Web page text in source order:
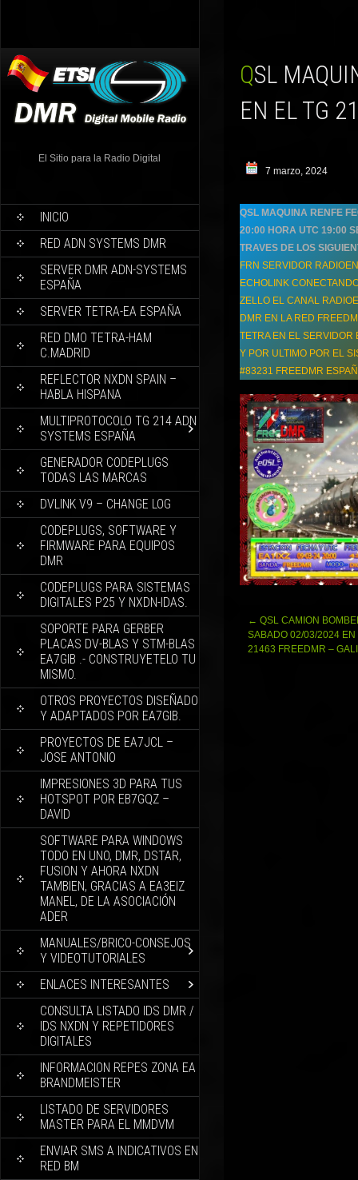
El Sitio para la Radio Digital
INICIO
RED ADN SYSTEMS DMR
SERVER DMR ADN-SYSTEMS
ESPAÑA
SERVER TETRA-EA ESPAÑA
RED DMO TETRA-HAM
C.MADRID
REFLECTOR NXDN SPAIN –
HABLA HISPANA
MULTIPROTOCOLO TG 214 ADN
SYSTEMS ESPAÑA
GENERADOR CODEPLUGS
TODAS LAS MARCAS
DVLINK V9 – CHANGE LOG
CODEPLUGS, SOFTWARE Y
FIRMWARE PARA EQUIPOS
DMR
CODEPLUGS PARA SISTEMAS
DIGITALES P25 Y NXDN-IDAS.
SOPORTE PARA GERBER
PLACAS DV-BLAS Y STM-BLAS
EA7GIB .- CONSTRUYETELO TU
MISMO.
OTROS PROYECTOS DISEÑADO
Y ADAPTADOS POR EA7GIB.
PROYECTOS DE EA7JCL –
JOSE ANTONIO
IMPRESIONES 3D PARA TUS
HOTSPOT POR EB7GQZ –
DAVID
SOFTWARE PARA WINDOWS
TODO EN UNO, DMR, DSTAR,
FUSION Y AHORA NXDN
TAMBIEN, GRACIAS A EA3EIZ
MANEL, DE LA ASOCIACIÓN
ADER
MANUALES/BRICO-CONSEJOS
Y VIDEOTUTORIALES
ENLACES INTERESANTES
CONSULTA LISTADO IDS DMR /
IDS NXDN Y REPETIDORES
DIGITALES
INFORMACION REPES ZONA EA
BRANDMEISTER
LISTADO DE SERVIDORES
MASTER PARA EL MMDVM
ENVIAR SMS A INDICATIVOS EN
RED BM
QSL MAQUINA RENFE PRÓXIMO SABADO 09/03/2024
EN EL TG
7 marzo, 2024
QSL MAQUINA RENFE
20:00 HORA UTC 19:00
TRAVES DE LOS
FRN SERVIDOR
ECHOLINK
ZELLO EL CANAL
DMR EN LA RED
TETRA EN EL SERVIDOR
Y POR ULTIMO POR EL
#83231 FREEDMR
Navegación
de
entradas
← QSL CAMION
SABADO 02/03/2024 EN
21463 FREEDMR –